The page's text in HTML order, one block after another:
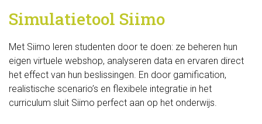
Simulatietool Siimo
Met Siimo leren studenten door te doen: ze beheren hun
eigen virtuele webshop, analyseren data en ervaren direct
het effect van hun beslissingen. En door gamification,
realistische scenario’s en flexibele integratie in het
curriculum sluit Siimo perfect aan op het onderwijs.